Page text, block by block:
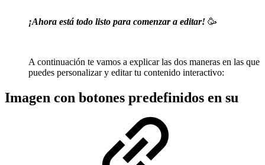
¡Ahora está todo listo para comenzar a editar! 🥳
A continuación te vamos a explicar las dos maneras en las que
puedes personalizar y editar tu contenido interactivo:
Imagen con botones predefinidos en su